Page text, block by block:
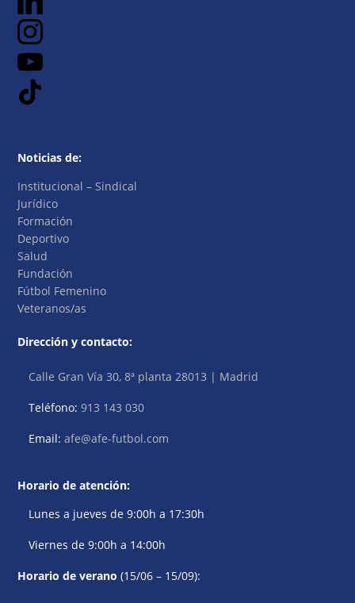
Noticias de:
Institucional – Sindical
Jurídico
Formación
Deportivo
Salud
Fundación
Fútbol Femenino
Veteranos/as
Dirección y contacto:
Calle Gran Vía 30, 8ª planta 28013 | Madrid
Teléfono:913 143 030
Email:afe@afe-futbol.com
Horario de atención:
Lunes a jueves de 9:00h a 17:30h
Viernes de 9:00h a 14:00h
Horario de verano (15/06 – 15/09):